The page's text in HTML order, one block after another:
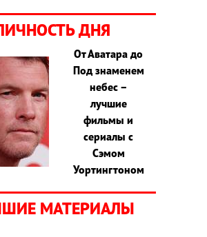
ДНЯ
От Аватара до
Под знаменем
небес –
лучшие
фильмы и
сериалы с
Сэмом
Уортингтоном
МАТЕРИАЛЫ